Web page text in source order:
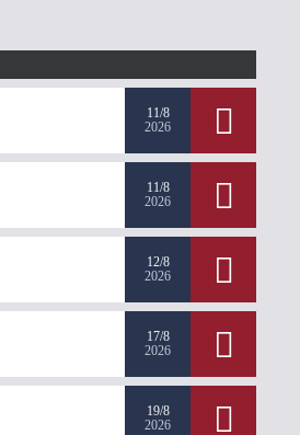
11/8
2026
11/8
2026
12/8
2026
17/8
2026
19/8
2026